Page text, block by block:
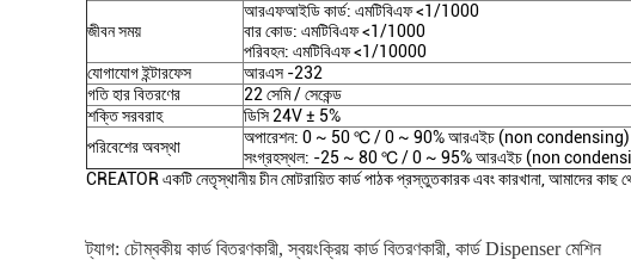
জীবন সময়
আরএফআইডি কার্ড: এমটিবিএফ <1/1000
বার কোড: এমটিবিএফ <1/1000
পরিবহন: এমটিবিএফ <1/10000
যোগাযোগ ইন্টারফেস
আরএস -232
গতি হার বিতরণের
22 সেমি / সেকেন্ড
শক্তি সরবরাহ
ডিসি 24V ± 5%
পরিবেশের অবস্থা
অপারেশন: 0 ~ 50 ℃ / 0 ~ 90% আরএইচ (non condensing)
সংগ্রহস্থল: -25 ~ 80 ℃ / 0 ~ 95% আরএইচ (non
CREATOR একটি নেতৃস্থানীয় চীন মোটরায়িত কার্ড পাঠক প্রস্তুতকারক এবং কারখানা, আমাদের
ট্যাগ: চৌম্বকীয় কার্ড বিতরণকারী, স্বয়ংক্রিয় কার্ড বিতরণকারী, কার্ড Dispenser মেশিন